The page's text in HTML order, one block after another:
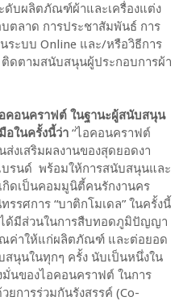
บผลิตภัณฑ์ผ้าและเครื่องแต่ง
ตลาด การประชาสัมพันธ์ การ
ะบบ Online และ/หรือวิธีการ
ดตามสนับสนุนผู้ประกอบการผ้า
อนคราฟต์ ในฐานะผู้สนับสนุน
อในครั้งนี้ว่า “ไอคอนคราฟต์
งเสริมผลงานของสุดยอดงา
บรนด์ พร้อมให้การสนับสนุนและ
ดเป็นคอมมูนิตี้คนรักงานคร
รศการ “บาติกโมเดล” ในครั้งนี้
ด้มีส่วนในการสืบทอดภูมิปัญญา
ณค่าให้แก่ผลิตภัณฑ์ และต่อยอด
สนุนในทุกๆ ครั้ง นับเป็นหนึ่งใน
นของไอคอนคราฟต์ ในการ
ยการร่วมกันรังสรรค์ (Co-